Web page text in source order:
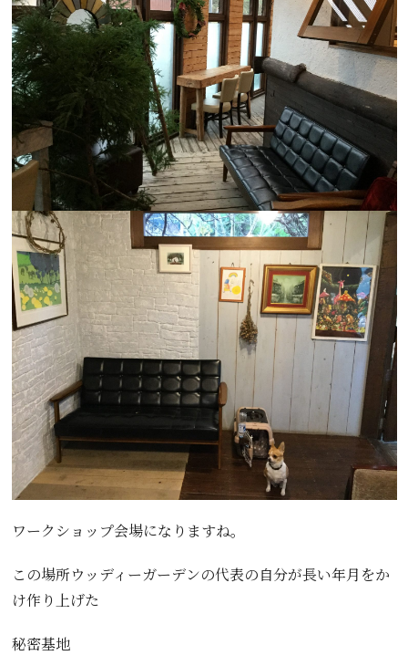
ワークショップ会場になりますね。
この場所ウッディーガーデンの代表の自分が長い年月をか
け作り上げた
秘密基地